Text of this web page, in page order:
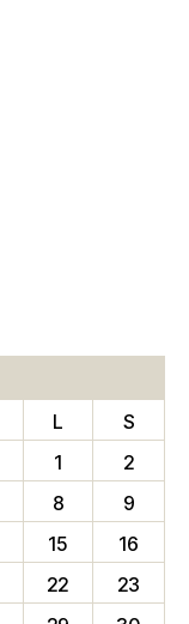
L
S
1
2
8
9
15
16
22
23